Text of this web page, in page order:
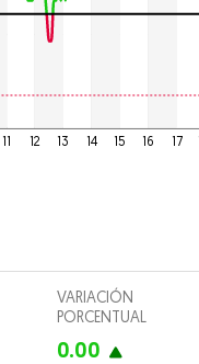
Opens in new window
11 12 13 14 15 16 17
VARIACIÓN
PORCENTUAL
0.00